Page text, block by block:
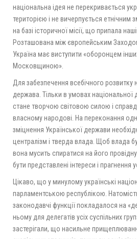
національна ідея не перекривається
територією і не вичерпується етнічним
на базі історичної місії, що припала
Розташована між європейським
Україна має виступити «оборонцем
Московщиною».
Для забезпечення всебічного розвитку
держава. Тільки в умовах національної
стане творчою світовою силою і
власному народові. На переконання
зміцнення Української держави
централізм і тверда влада. Щоб влада
вона мусить спиратися на його
бути представлені інтереси і прагнення
Цікаво, що у минулому українські
парламентською республікою.
законодавчі функції покладалося на
ньому для делегатів усіх суспільних
застерігали, що насильне